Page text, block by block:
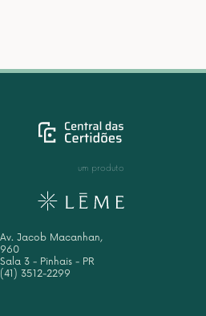
um produto
Av. Jacob Macanhan,
960
Sala 3 - Pinhais - PR
(41) 3512-2299